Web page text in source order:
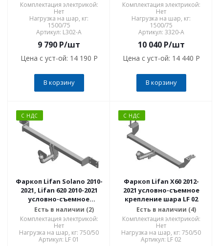
Комплектация электрикой:
Нет
Нагрузка на шар, кг:
1500/75
Артикул: L302-A
9 790 P/шт
Цена с уст-ой: 14 190 P
В корзину
Комплектация электрикой:
Нет
Нагрузка на шар, кг:
1500/75
Артикул: 3320-A
10 040P/шт
Цена с уст-ой: 14 440 P
В корзину
С НДС
Фаркоп Lifan Solano 2010-
2021, Lifan 620 2010-2021
условно-съемное
крепление шара LF 01
Есть в наличии (2)
Комплектация электрикой:
Нет
Нагрузка на шар, кг: 750/50
Артикул: LF 01
С НДС
Фаркоп Lifan X60 2012-
2021 условно-съемное
крепление шара LF 02
Есть в наличии (4)
Комплектация электрикой:
Нет
Нагрузка на шар, кг: 750/50
Артикул: LF 02